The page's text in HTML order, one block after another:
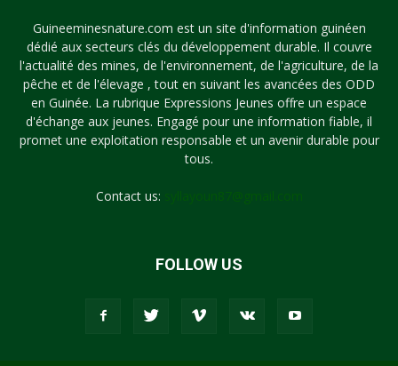
Guineeminesnature.com est un site d'information guinéen
dédié aux secteurs clés du développement durable. Il couvre
l'actualité des mines, de l'environnement, de l'agriculture, de la
pêche et de l'élevage , tout en suivant les avancées des ODD
en Guinée. La rubrique Expressions Jeunes offre un espace
d'échange aux jeunes. Engagé pour une information fiable, il
promet une exploitation responsable et un avenir durable pour
tous.
Contact us:
FOLLOW US